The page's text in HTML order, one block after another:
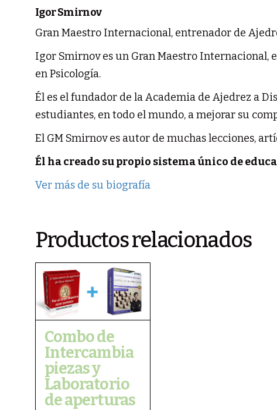
Igor Smirnov
Gran Maestro Internacional, entrenador de
Igor Smirnov es un Gran Maestro Internacional,
en Psicología.
Él es el fundador de la Academia de Ajedrez a
estudiantes, en todo el mundo, a mejorar su
El GM Smirnov es autor de muchas lecciones,
Él ha creado su propio sistema único de
Ver más de su biografía
Productos relacionados
Combo de
Intercambia
piezas y
Laboratorio
de aperturas